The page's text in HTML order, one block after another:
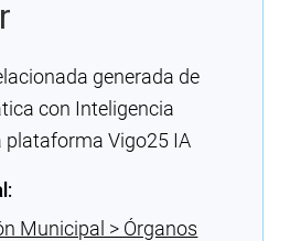
generada de
con Inteligencia
plataforma Vigo25 IA
Municipal > Órganos